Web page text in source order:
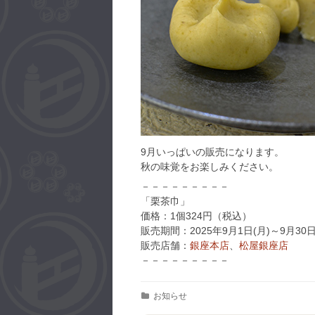
9月いっぱいの販売になります。
秋の味覚をお楽しみください。
－－－－－－－－－
「栗茶巾」
価格：1個324円（税込）
販売期間：2025年9月1日(月)～9月30
販売店舗： 銀座本店、 松屋銀座店
－－－－－－－－－
Categories
お知らせ